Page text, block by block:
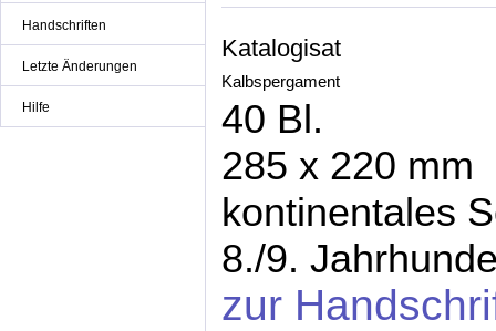
Handschriften
Letzte Änderungen
Hilfe
Katalogisat
Kalbspergament
40 Bl.
285 x 220 mm
kontinentales
8./9.
zur